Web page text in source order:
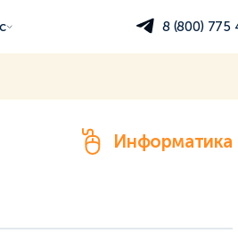
8 (800) 775
Информатика